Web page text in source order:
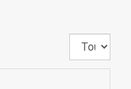
Affichage
#